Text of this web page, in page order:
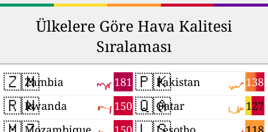
Ülkelere Göre Hava Kalitesi
Sıralaması
🇿🇲 181
Zambia
🇷🇼 150
Rwanda
🇵🇰 138
Pakistan
🇶🇦 127
Qatar